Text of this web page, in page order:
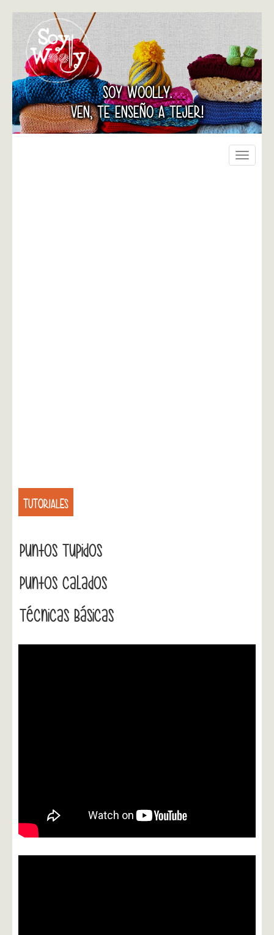
SOY WOOLLY.
VEN, TE ENSEÑO A TEJER!
Toggle
TUTORIALES
Puntos Tupidos
Puntos Calados
Técnicas Básicas